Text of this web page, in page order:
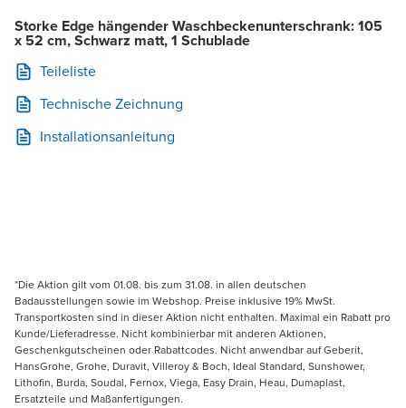
Storke Edge hängender Waschbeckenunterschrank: 105
x 52 cm, Schwarz matt, 1 Schublade
Teileliste
Technische Zeichnung
Installationsanleitung
*Die Aktion gilt vom 01.08. bis zum 31.08. in allen deutschen
Badausstellungen sowie im Webshop. Preise inklusive 19% MwSt.
Transportkosten sind in dieser Aktion nicht enthalten. Maximal ein Rabatt pro
Kunde/Lieferadresse. Nicht kombinierbar mit anderen Aktionen,
Geschenkgutscheinen oder Rabattcodes. Nicht anwendbar auf Geberit,
HansGrohe, Grohe, Duravit, Villeroy & Boch, Ideal Standard, Sunshower,
Lithofin, Burda, Soudal, Fernox, Viega, Easy Drain, Heau, Dumaplast,
Ersatzteile und Maßanfertigungen.